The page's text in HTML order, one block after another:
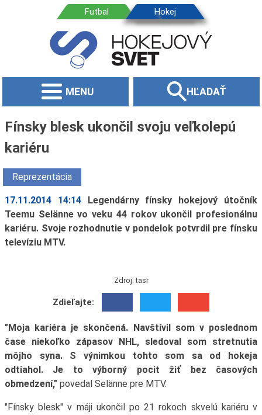
MENU HĽADAŤ
Fínsky blesk ukončil svoju veľkolepú
kariéru
Reprezentácia
17.11.2014 14:14
Legendárny fínsky hokejový útočník
Teemu Selänne vo veku 44 rokov ukončil profesionálnu
kariéru. Svoje rozhodnutie v pondelok potvrdil pre fínsku
televíziu MTV.
Zdroj: tasr
Zdieľajte:
"Moja kariéra je skončená. Navštívil som v poslednom
čase niekoľko zápasov NHL, sledoval som stretnutia
môjho syna. S výnimkou tohto som sa od hokeja
odtiahol. Je to výborný pocit žiť bez časových
obmedzení," povedal Selänne pre MTV.
"Fínsky blesk" v máji ukončil po 21 rokoch skvelú kariéru v